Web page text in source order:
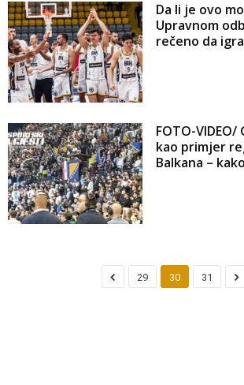
Da li je ovo
Upravnom
rečeno da
FOTO-VIDEO/
kao primjer
Balkana –
29 30 31